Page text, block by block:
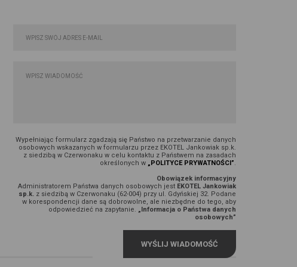
Wypełniając formularz zgadzają się Państwo na przetwarzanie danych
osobowych wskazanych w formularzu przez EKOTEL Jankowiak sp.k.
z siedzibą w Czerwonaku w celu kontaktu z Państwem na zasadach
określonych w „POLITYCE PRYWATNOŚCI”.
Obowiązek informacyjny
Administratorem Państwa danych osobowych jest EKOTEL Jankowiak
sp.k. z siedzibą w Czerwonaku (62-004) przy ul. Gdyńskiej 32. Podane
w korespondencji dane są dobrowolne, ale niezbędne do tego, aby
odpowiedzieć na zapytanie. „Informacja o Państwa danych
osobowych”